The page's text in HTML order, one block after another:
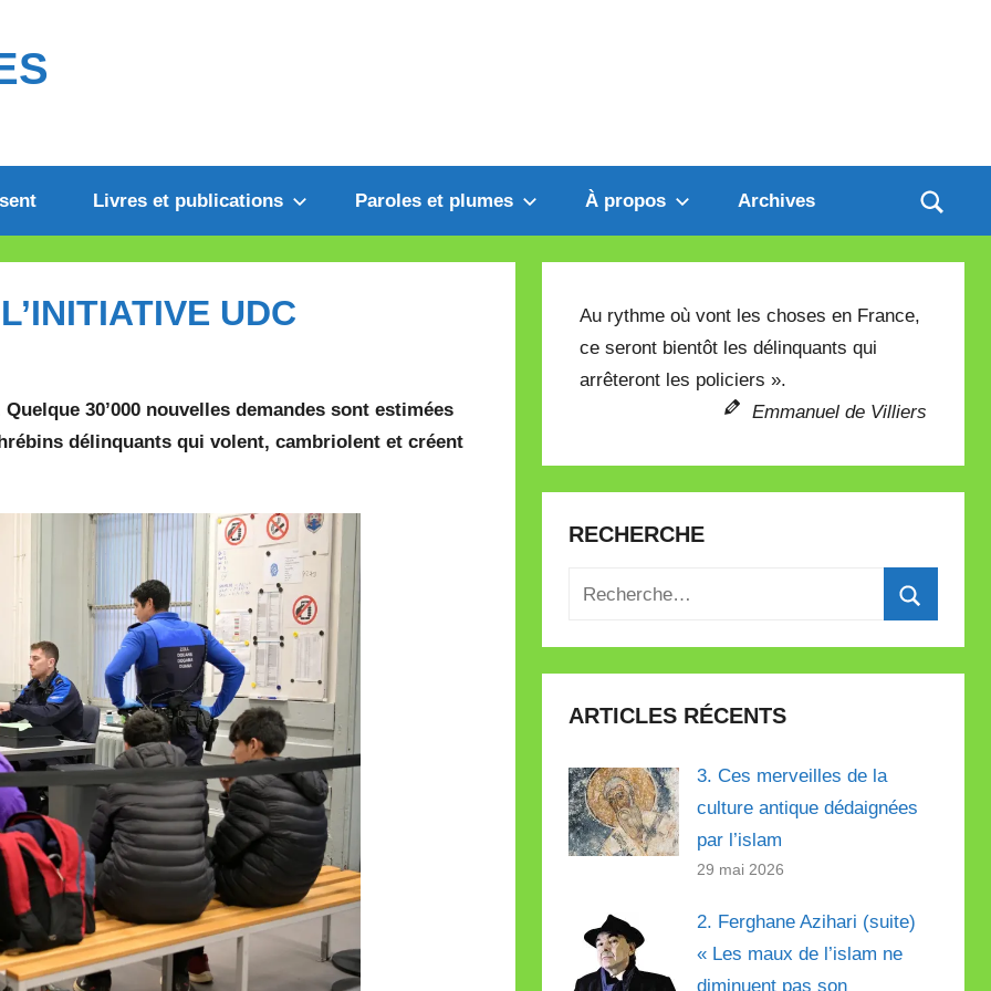
Livres et publications Paroles et plumes À propos Archives
UDC
30’000 nouvelles demandes sont estimées
délinquants qui volent, cambriolent et créent
Au rythme où vont les choses en France,
ce seront bientôt les délinquants qui
arrêteront les policiers ».
Emmanuel de Villiers
RECHERCHE
Recherche
:
ARTICLES RÉCENTS
3. Ces merveilles de la
culture antique dédaignées
par l’islam
29 mai 2026
2. Ferghane Azihari (suite)
« Les maux de l’islam ne
diminuent pas son